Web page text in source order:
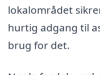
lokalområdet
hurtig adgang til
brug for det.